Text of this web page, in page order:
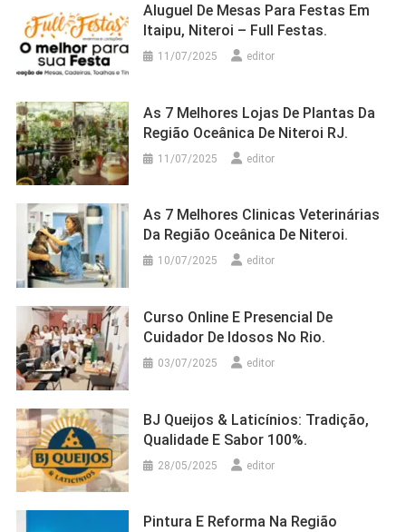
Aluguel De Mesas Para Festas Em
Itaipu, Niteroi – Full Festas.
11/07/2025 editor
As 7 Melhores Lojas De Plantas Da
Região Oceânica De Niteroi RJ.
11/07/2025 editor
As 7 Melhores Clinicas Veterinárias
Da Região Oceânica De Niteroi.
10/07/2025 editor
Curso Online E Presencial De
Cuidador De Idosos No Rio.
03/07/2025 editor
BJ Queijos & Laticínios: Tradição,
Qualidade E Sabor 100%.
28/05/2025 editor
Pintura E Reforma Na Região